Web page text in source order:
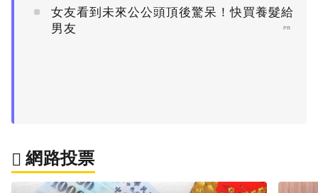
女友看到未來公公頭頂後驚呆！快買養髮給
男友
PR
網路投票